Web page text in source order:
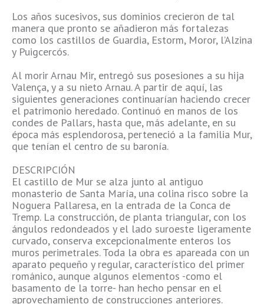
Los años sucesivos, sus dominios crecieron de tal
manera que pronto se añadieron más fortalezas
como los castillos de Guardia, Estorm, Moror, l’Alzina
y Puigcercós.
Al morir Arnau Mir, entregó sus posesiones a su hija
Valença, y a su nieto Arnau. A partir de aquí, las
siguientes generaciones continuarían haciendo crecer
el patrimonio heredado. Continuó en manos de los
condes de Pallars, hasta que, más adelante, en su
época más esplendorosa, perteneció a la familia Mur,
que tenían el centro de su baronía.
DESCRIPCIÓN
El castillo de Mur se alza junto al antiguo
monasterio de Santa María, una colina risco sobre la
Noguera Pallaresa, en la entrada de la Conca de
Tremp. La construcción, de planta triangular, con los
ángulos redondeados y el lado suroeste ligeramente
curvado, conserva excepcionalmente enteros los
muros perimetrales. Toda la obra es apareada con un
aparato pequeño y regular, característico del primer
románico, aunque algunos elementos -como el
basamento de la torre- han hecho pensar en el
aprovechamiento de construcciones anteriores.